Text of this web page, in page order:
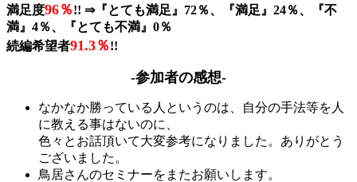
満足度96％!! ⇒『とても満足』72％、『満足』24％、『不
満』4％、『とても不満』0％
続編希望者91.3％!!
-参加者の感想-
なかなか勝っている人というのは、自分の手法等を人
に教える事はないのに、
色々とお話頂いて大変参考になりました。ありがとう
ございました。
鳥居さんのセミナーをまたお願いします。